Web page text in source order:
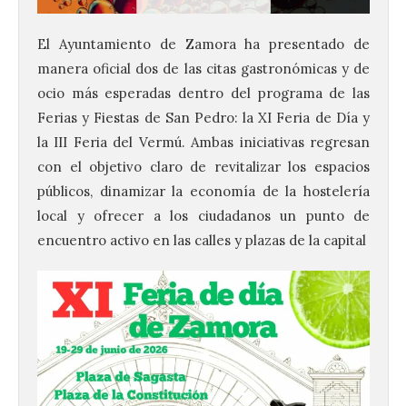
El Ayuntamiento de Zamora ha presentado de
manera oficial dos de las citas gastronómicas y de
ocio más esperadas dentro del programa de las
Ferias y Fiestas de San Pedro: la XI Feria de Día y
la III Feria del Vermú. Ambas iniciativas regresan
con el objetivo claro de revitalizar los espacios
públicos, dinamizar la economía de la hostelería
local y ofrecer a los ciudadanos un punto de
encuentro activo en las calles y plazas de la capital